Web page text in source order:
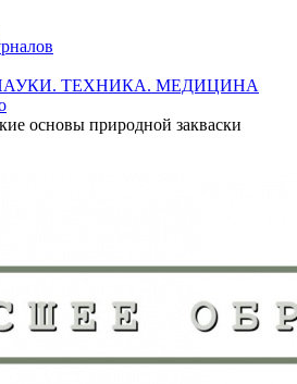
ТЕХНИКА. МЕДИЦИНА
основы природной закваски